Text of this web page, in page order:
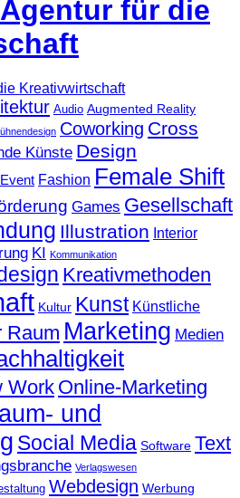
Audio Augmented Reality
Coworking Cross
Künste Design
Event Fashion Female Shift
Games Gesellschaft
Illustration Interior
KI Kommunikation
Kreativmethoden
Kultur Kunst Künstliche
Raum Marketing Medien
Work Online-Marketing
und
Social Media Software Text
Verlagswesen
Webdesign Werbung